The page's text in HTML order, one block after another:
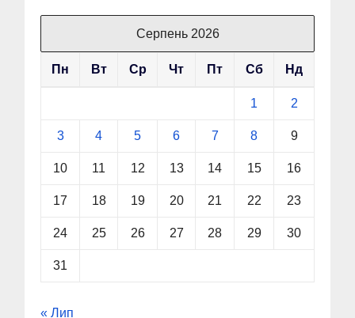
Серпень 2026
Пн Вт Ср Чт Пт Сб Нд
1 2
3 4 5 6 7 8 9
10 11 12 13 14 15 16
17 18 19 20 21 22 23
24 25 26 27 28 29 30
31
« Лип